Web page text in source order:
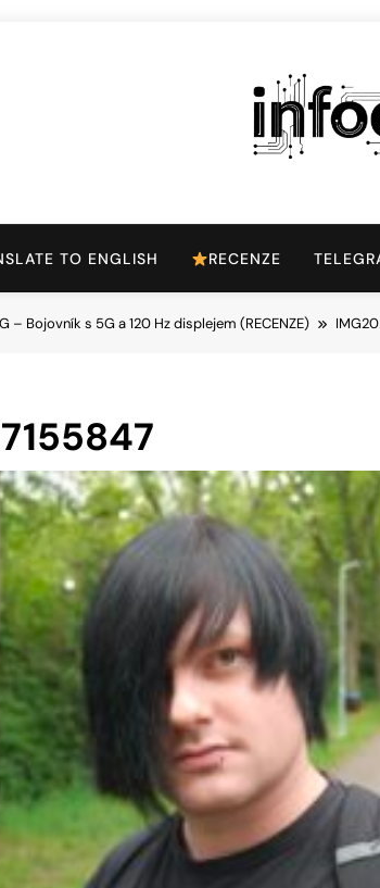
Infoek.cz
TO ENGLISH RECENZE
– Bojovník s 5G a 120 Hz displejem (RECENZE)